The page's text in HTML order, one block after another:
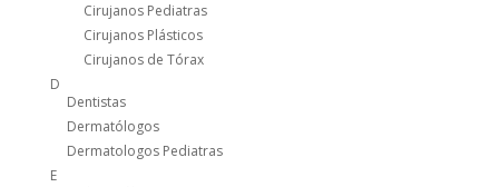
Cirujanos Pediatras
Cirujanos Plásticos
Cirujanos de Tórax
D
Dentistas
Dermatólogos
Dermatologos Pediatras
E